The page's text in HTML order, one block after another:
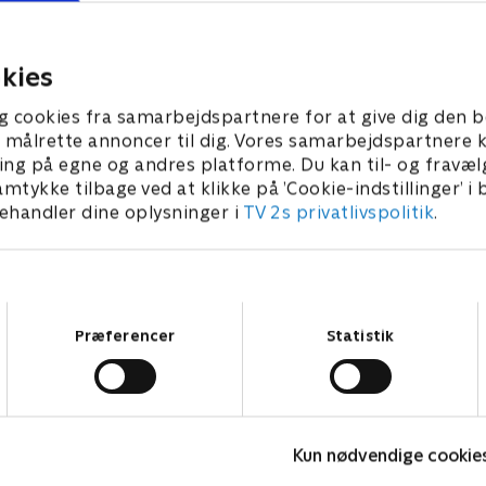
cookies fra samarbejdspartnere for at give dig den
annoncer til dig. Vores samarbejdspartnere
på egne og andres platforme. Du kan til- og
tilbage ved at klikke på ’Cookie-indstillinger’ i
dine oplysninger i TV 2s privatlivspolitik.
Præferencer Statistik
Kun nødvendige
• 21 min